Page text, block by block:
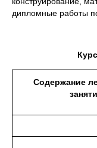
дипломные работы
Содержание